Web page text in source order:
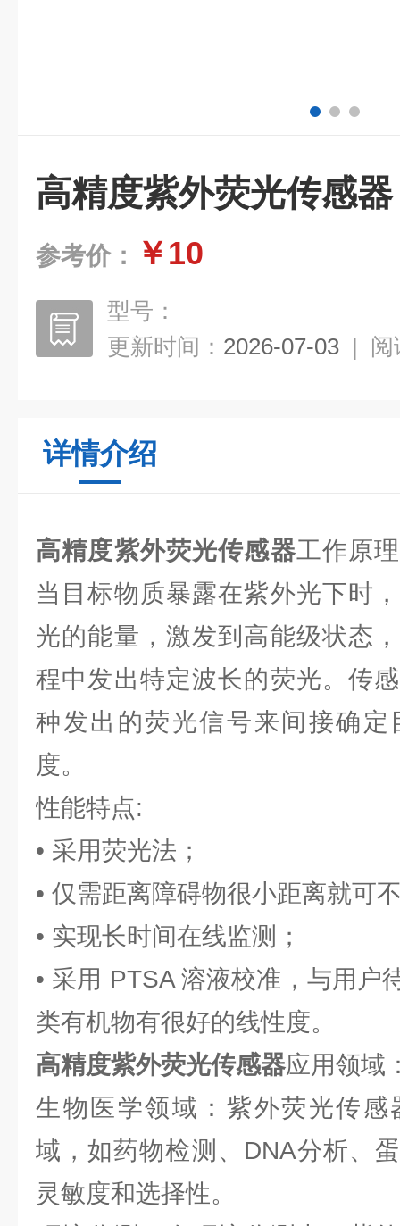
高精度紫外荧光传感器
参考价： ￥10
型号：
更新时间： 2026-07-03 | 阅
详情介绍
高精度紫外荧光传感器工作原
当目标物质暴露在紫外光下时
光的能量，激发到高能级状态
程中发出特定波长的荧光。传
种发出的荧光信号来间接确定
度。
性能特点:
• 采用荧光法；
• 仅需距离障碍物很小距离就可
• 实现长时间在线监测；
• 采用 PTSA 溶液校准，与用户
类有机物有很好的线性度。
高精度紫外荧光传感器应用领域
生物医学领域：紫外荧光传感
域，如药物检测、DNA分析、
灵敏度和选择性。